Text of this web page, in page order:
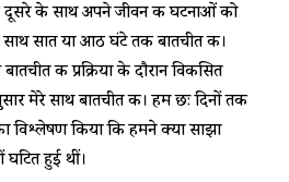
के साथ अपने जीवन की घटनाओं को
सात या आठ घंटे तक बातचीत की।
की प्रक्रिया के दौरान विकसित
मेरे साथ बातचीत की। हम छः दिनों तक
विश्लेषण किया कि हमने क्या साझा
हुई थीं।